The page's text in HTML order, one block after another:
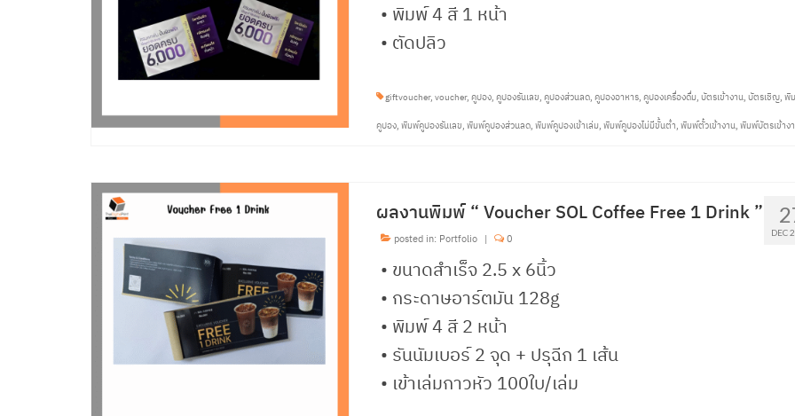
• พิมพ์ 4 สี 1 หน้า
• ตัดปลิว
giftvoucher,voucher,คูปอง ,คูปองรันเลข ,คูปองส่วนลด ,คูปองอาหาร ,คูปองเครื่องดื่ม ,บัตรเข้างาน ,บัตรเชิญ ,พิ
คูปอง ,พิมพ์คูปองรันเลข ,พิมพ์คูปองส่วนลด ,พิมพ์คูปองเข้าเล่ม ,พิมพ์คูปองไม่มีขั้นต่ำ ,พิมพ์ตั๋วเข้างาน ,พิมพ์บัตรเข้าง
DEC
ผลงานพิมพ์ “ Voucher SOL Coffee Free 1 Drink ”
posted in: Portfolio | 0
• ขนาดสำเร็จ 2.5 x 6นิ้ว
• กระดาษอาร์ตมัน 128g
• พิมพ์ 4 สี 2 หน้า
• รันนัมเบอร์ 2 จุด + ปรุฉีก 1 เส้น
• เข้าเล่มกาวหัว 100ใบ/เล่ม